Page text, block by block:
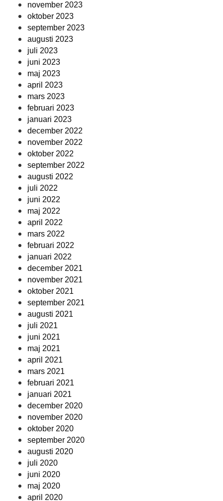
november 2023
oktober 2023
september 2023
augusti 2023
juli 2023
juni 2023
maj 2023
april 2023
mars 2023
februari 2023
januari 2023
december 2022
november 2022
oktober 2022
september 2022
augusti 2022
juli 2022
juni 2022
maj 2022
april 2022
mars 2022
februari 2022
januari 2022
december 2021
november 2021
oktober 2021
september 2021
augusti 2021
juli 2021
juni 2021
maj 2021
april 2021
mars 2021
februari 2021
januari 2021
december 2020
november 2020
oktober 2020
september 2020
augusti 2020
juli 2020
juni 2020
maj 2020
april 2020